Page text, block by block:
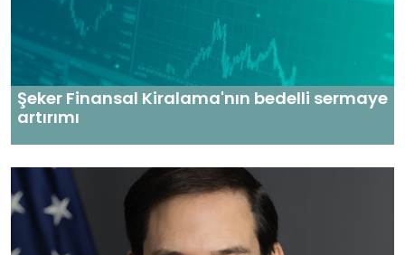
Şeker Finansal Kiralama'nın bedelli sermaye
artırımı